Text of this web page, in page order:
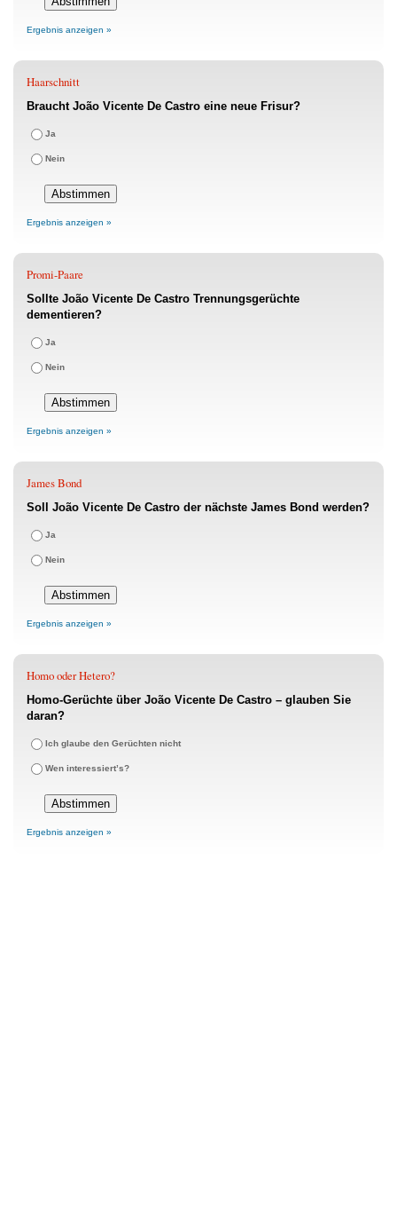
Ergebnis anzeigen »
Haarschnitt
Braucht João Vicente De Castro eine neue Frisur?
Ja
Nein
Ergebnis anzeigen »
Promi-Paare
Sollte João Vicente De Castro Trennungsgerüchte
dementieren?
Ja
Nein
Ergebnis anzeigen »
James Bond
Soll João Vicente De Castro der nächste James Bond werden?
Ja
Nein
Ergebnis anzeigen »
Homo oder Hetero?
Homo-Gerüchte über João Vicente De Castro – glauben Sie
daran?
Ich glaube den Gerüchten nicht
Wen interessiert’s?
Ergebnis anzeigen »